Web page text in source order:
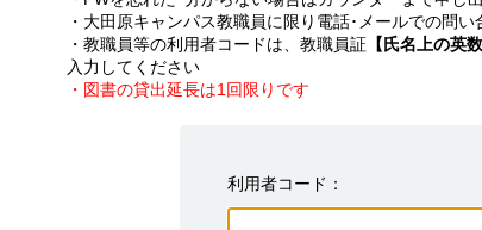
・大田原キャンパス教職員に限り電話･メールでの問
・教職員等の利用者コードは、教職員証 【氏名上の英数
・図書の貸出延長は1回限りです
利用者コード